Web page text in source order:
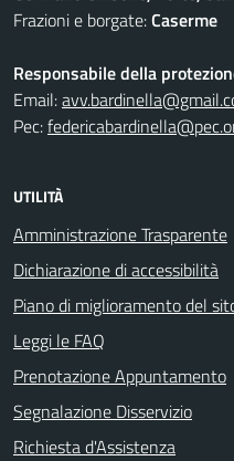
Frazioni e borgate:Caserme
Responsabile della
Email:
Pec:
UTILITÀ
Amministrazione Trasparente
Dichiarazione di accessibilità
Piano di miglioramento del
Leggi le FAQ
Prenotazione Appuntamento
Segnalazione Disservizio
Richiesta d'Assistenza